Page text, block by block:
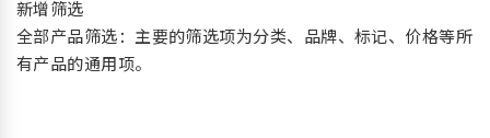
新增筛选
全部产品筛选：主要的筛选项为分类、品牌、标记、价格等所
有产品的通用项。